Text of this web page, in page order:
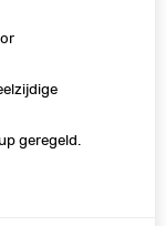
geregeld.